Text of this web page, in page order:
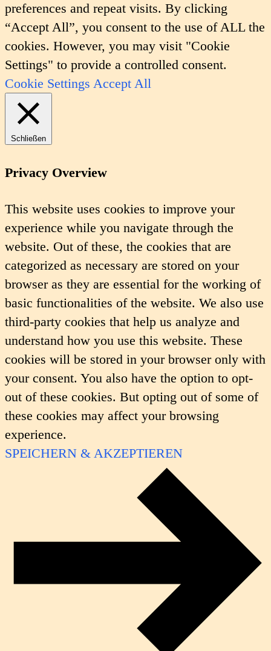
preferences and repeat visits. By clicking
“Accept All”, you consent to the use of ALL the
cookies. However, you may visit "Cookie
Settings" to provide a controlled consent.
Cookie Settings Accept All
Schließen
Privacy Overview
This website uses cookies to improve your
experience while you navigate through the
website. Out of these, the cookies that are
categorized as necessary are stored on your
browser as they are essential for the working of
basic functionalities of the website. We also use
third-party cookies that help us analyze and
understand how you use this website. These
cookies will be stored in your browser only with
your consent. You also have the option to opt-
out of these cookies. But opting out of some of
these cookies may affect your browsing
experience.
SPEICHERN & AKZEPTIEREN